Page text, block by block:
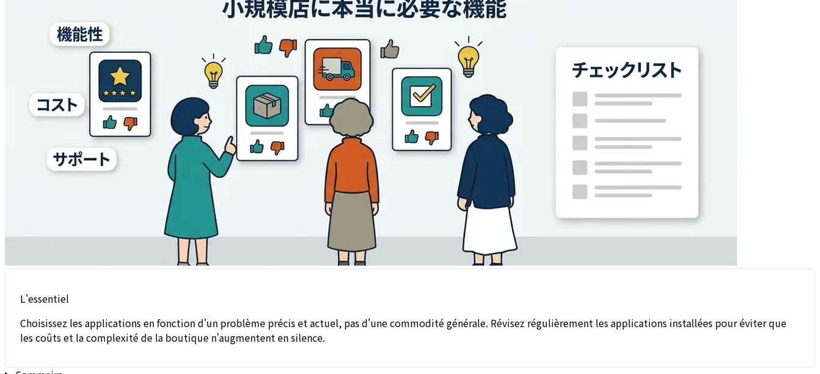
L'essentiel
Choisissez les applications en fonction d'un problème précis et actuel, pas d'une commodité générale. Révisez régulièrement les applications installées pour éviter que
les coûts et la complexité de la boutique n'augmentent en silence.